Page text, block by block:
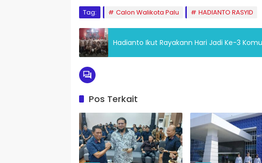
Tag: Calon Walikota Palu HADIANTO RASYID
Hadianto Ikut Rayakann Hari Jadi Ke-3
Pos Terkait